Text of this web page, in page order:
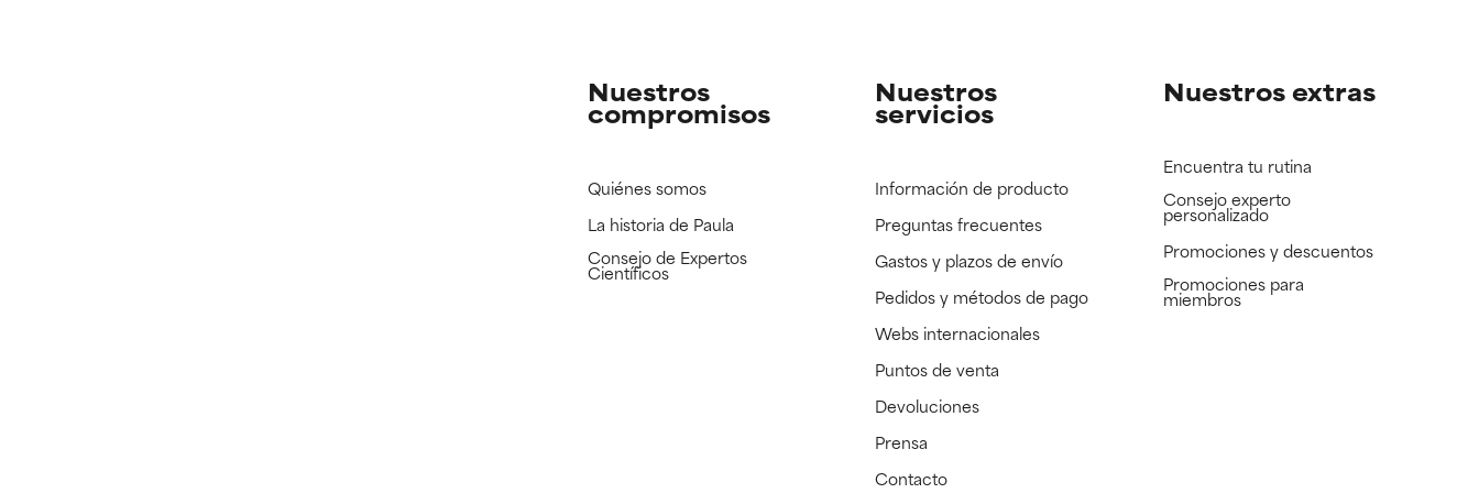
Nuestros
compromisos
Quiénes somos
La historia de Paula
Consejo de Expertos
Científicos
Nuestros
servicios
Información de producto
Preguntas frecuentes
Gastos y plazos de envío
Pedidos y métodos de pago
Webs internacionales
Puntos de venta
Devoluciones
Prensa
Contacto
Nuestros extras
Encuentra tu rutina
Consejo experto
personalizado
Promociones y descuentos​
Promociones para
miembros